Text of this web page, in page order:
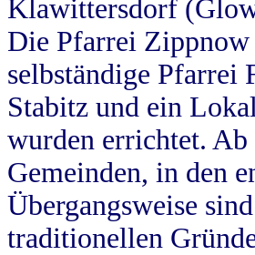
Klawittersdorf
Die Pfarrei Zippnow
selbständige
Stabitz und ein
wurden errichtet.
Gemeinden, in den
Übergangsweise
traditionellen